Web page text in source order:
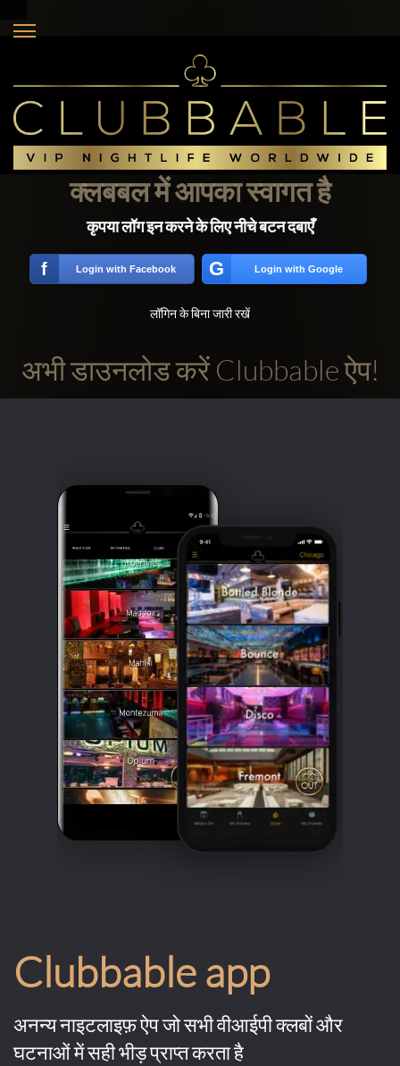
Clubbable
सामाजिक
क्लबबल में आपका स्वागत है
कृपया लॉग इन करने के लिए नीचे बटन दबाएँ
f Login with Facebook G Login with Google
लॉगिन के बिना जारी रखें
अभी डाउनलोड करें Clubbable ऐप!
Clubbable app
अनन्य नाइटलाइफ़ ऐप जो सभी वीआईपी क्लबों और
घटनाओं में सही भीड़ प्राप्त करता है